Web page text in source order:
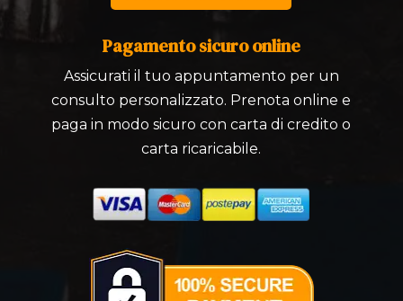
Pagamento sicuro online
Assicurati il tuo appuntamento per un
consulto personalizzato. Prenota online e
paga in modo sicuro con carta di credito o
carta ricaricabile.